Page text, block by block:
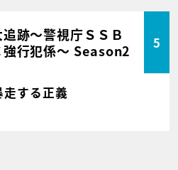
追跡～警視庁ＳＳＢ
強行犯係～ Season2
5
する正義